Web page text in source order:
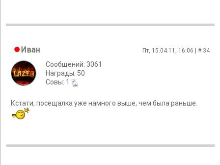
Иван Пт, 15.04.11, 16:06 | # 34
Сообщений: 3061
Награды: 50
Cовы: 1
Кстати, посещалка уже намного выше, чем была раньше.